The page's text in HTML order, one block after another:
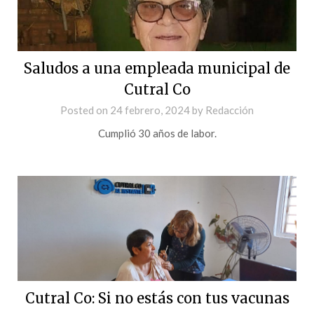
Saludos a una empleada municipal de
Cutral Co
Posted on 24 febrero, 2024by Redacción
Cumplió 30 años de labor.
Cutral Co: Si no estás con tus vacunas